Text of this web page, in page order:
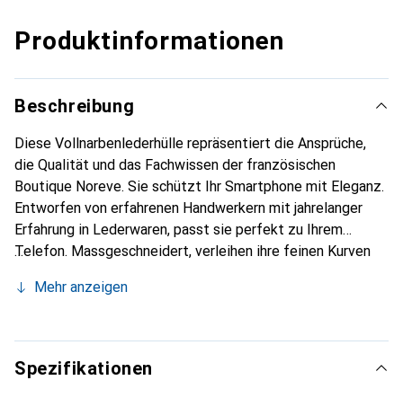
Produktinformationen
Beschreibung
Diese Vollnarbenlederhülle repräsentiert die Ansprüche,
die Qualität und das Fachwissen der französischen
Boutique Noreve. Sie schützt Ihr Smartphone mit Eleganz.
Entworfen von erfahrenen Handwerkern mit jahrelanger
Erfahrung in Lederwaren, passt sie perfekt zu Ihrem
Telefon. Massgeschneidert, verleihen ihre feinen Kurven
schicken und unverzichtbaren Accessoire für Ihr
Produkte ist die Marke Noreve eine zuverlässige Wahl für
eine anspruchsvolle Kundschaft.
Mehr anzeigen
Spezifikationen